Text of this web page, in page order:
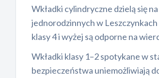
Wkładki cylindryczne dzielą się
jednorodzinnych w Leszczynkach
klasy 4 i wyżej są odporne na
Wkładki klasy 1–2 spotykane w
bezpieczeństwa uniemożliwiają